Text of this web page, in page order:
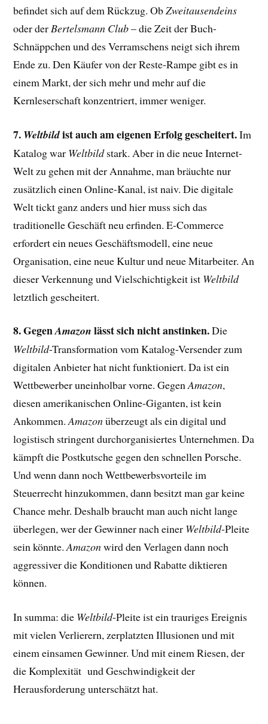
befindet sich auf dem Rückzug. ObZweitausendeins
oder derBertelsmann Club– die Zeit der Buch-
Schnäppchen und des Verramschens neigt sich ihrem
Ende zu. Den Käufer von der Reste-Rampe gibt es in
einem Markt, der sich mehr und mehr auf die
Kernleserschaft konzentriert, immer weniger.
7. Weltbildist auch am eigenen Erfolg gescheitert.Im
Katalog war Weltbildstark. Aber in die neue Internet-
Welt zu gehen mit der Annahme, man bräuchte nur
zusätzlich einen Online-Kanal, ist naiv. Die digitale
Welt tickt ganz anders und hier muss sich das
traditionelle Geschäft neu erfinden. E-Commerce
erfordert ein neues Geschäftsmodell, eine neue
Organisation, eine neue Kultur und neue Mitarbeiter. An
dieser Verkennung und Vielschichtigkeit ist Weltbild
letztlich gescheitert.
8. GegenAmazon lässt sich nicht anstinken.Die
Weltbild-Transformation vom Katalog-Versender zum
digitalen Anbieter hat nicht funktioniert. Da ist ein
Wettbewerber uneinholbar vorne. GegenAmazon,
diesen amerikanischen Online-Giganten, ist kein
Ankommen.Amazonüberzeugt als ein digital und
logistisch stringent durchorganisiertes Unternehmen. Da
kämpft die Postkutsche gegen den schnellen Porsche.
Und wenn dann noch Wettbewerbsvorteile im
Steuerrecht hinzukommen, dann besitzt man gar keine
Chance mehr. Deshalb braucht man auch nicht lange
überlegen, wer der Gewinner nach einer Weltbild-Pleite
sein könnte.Amazonwird den Verlagen dann noch
aggressiver die Konditionen und Rabatte diktieren
können.
In summa: die Weltbild-Pleite ist ein trauriges Ereignis
mit vielen Verlierern, zerplatzten Illusionen und mit
einem einsamen Gewinner. Und mit einem Riesen, der
die Komplexität und Geschwindigkeit der
Herausforderung unterschätzt hat.